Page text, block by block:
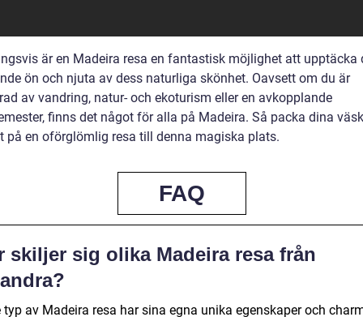
är en Madeira resa en fantastisk möjlighet att upptäcka
ön och njuta av dess naturliga skönhet. Oavsett om du är
av vandring, natur- och ekoturism eller en avkopplande
finns det något för alla på Madeira. Så packa dina
på en oförglömlig resa till denna magiska plats.
FAQ
skiljer sig olika Madeira resa från
typ av Madeira resa har sina egna unika egenskaper och